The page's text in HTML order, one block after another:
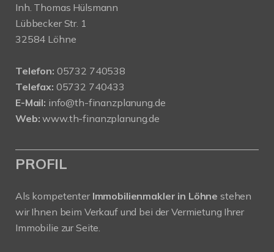
Inh. Thomas Hülsmann
Lübbecker Str. 1
32584 Löhne
Telefon: 05732 740538
Telefax: 05732 740433
E-Mail: info@th-finanzplanung.de
Web: www.th-finanzplanung.de
PROFIL
Als kompetenter Immobilienmakler in Löhne stehen
wir Ihnen beim Verkauf und bei der Vermietung Ihrer
Immobilie zur Seite.